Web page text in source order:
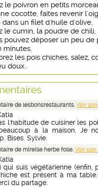
le poivron en petits
cocotte, faites revenir
dans un filet d'huile d'olive.
le cumin, la poudre de
pouvez déposer un peu de
minutes.
les pois chiches, salez,
doux.
de lesbonsrestaurants. Voir
l'habitude de cuisiner les
à la maison. Je
Bises. Sylvie.
de mireille herbe folle. Voir son
qui suis végétarienne
est présent à ma
du partage.